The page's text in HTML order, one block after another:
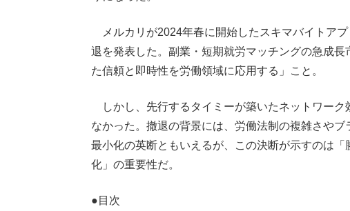
メルカリが2024年春に開始したスキマバイトア
退を発表した。副業・短期就労マッチングの急成
た信頼と即時性を労働領域に応用する」こと。
しかし、先行するタイミーが築いたネットワーク
なかった。撤退の背景には、労働法制の複雑さや
最小化の英断ともいえるが、この決断が示すのは
化」の重要性だ。
●目次